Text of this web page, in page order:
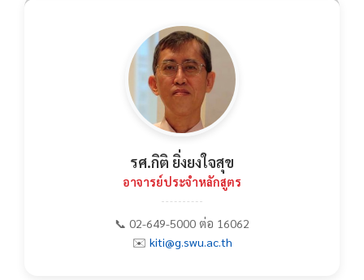
รศ.กิติ ยิ่งยงใจสุข
อาจารย์ประจำหลักสูตร
📞 02-649-5000 ต่อ 16062
✉️ kiti@g.swu.ac.th